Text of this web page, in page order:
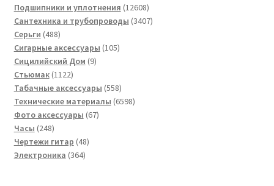
товаров
Подшипники и уплотнения 1260812608
товаров
Сантехника и трубопроводы 34073407
Серьги 488488
товаров
Сигарные аксессуары 105105
Сицилийский Дом 99
Стьюмак 11221122
товара
Табачные аксессуары 558558
товаров
Технические материалы 65986598
Фото аксессуары 6767
Часы 248248
товаров
Чертежи гитар 4848
Электроника 364364